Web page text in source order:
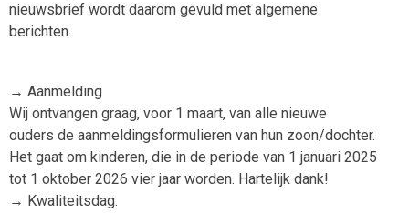
nieuwsbrief wordt daarom gevuld met algemene
berichten.
→ Aanmelding
Wij ontvangen graag, voor 1 maart, van alle nieuwe
ouders de aanmeldingsformulieren van hun zoon/dochter.
Het gaat om kinderen, die in de periode van 1 januari 2025
tot 1 oktober 2026 vier jaar worden. Hartelijk dank!
→ Kwaliteitsdag.